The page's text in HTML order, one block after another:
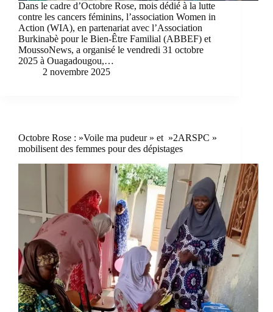
Dans le cadre d’Octobre Rose, mois dédié à la lutte
contre les cancers féminins, l’association Women in
Action (WIA), en partenariat avec l’Association
Burkinabè pour le Bien-Être Familial (ABBEF) et
MoussoNews, a organisé le vendredi 31 octobre
2025 à Ouagadougou,…
2 novembre 2025
Octobre Rose : »Voile ma pudeur » et »2ARSPC »
mobilisent des femmes pour des dépistages